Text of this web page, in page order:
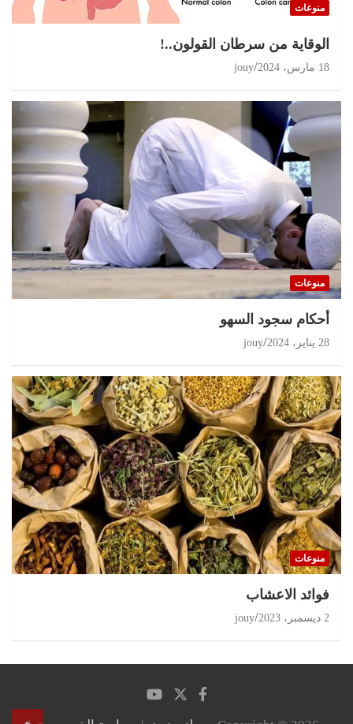
منوعات
الوقاية من سرطان القولون..!
18 مارس، 2024 jouy
منوعات
أحكام سجود السهو
28 يناير، 2024 jouy
منوعات
‏فوائد الاعشاب
2 ديسمبر، 2023 jouy